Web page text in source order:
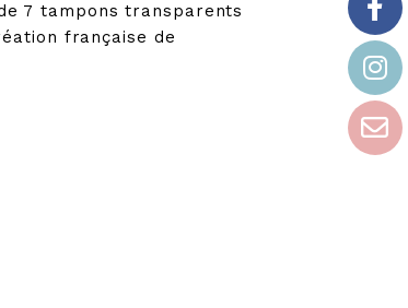
7 tampons transparents
française de